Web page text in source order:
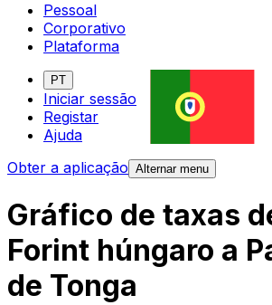
Pessoal
Corporativo
Plataforma
PT
Iniciar sessão
Registar
Ajuda
Obter a aplicação Alternar menu
Gráfico de taxas
Forint húngaro a
de Tonga